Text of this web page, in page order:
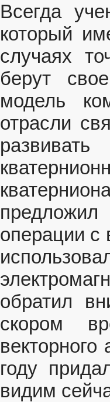
Всегда
который
случаях
берут
модель
отрасли
операции с
обратил
скором
году
видим